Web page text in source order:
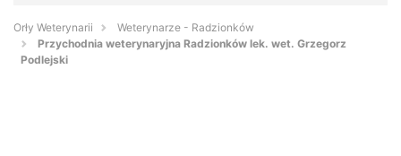
Orły Weterynarii
Weterynarze - Radzionków
Przychodnia weterynaryjna Radzionków lek. wet. Grzegorz
Podlejski